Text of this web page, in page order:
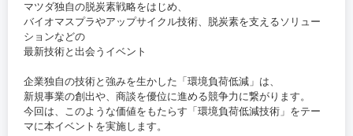
マツダ独自の脱炭素戦略をはじめ、
バイオマスプラやアップサイクル技術、脱炭素を支えるソリュー
ションなどの
最新技術と出会うイベント
企業独自の技術と強みを生かした「環境負荷低減」は、
新規事業の創出や、商談を優位に進める競争力に繋がります。
今回は、このような価値をもたらす「環境負荷低減技術」をテー
マに本イベントを実施します。